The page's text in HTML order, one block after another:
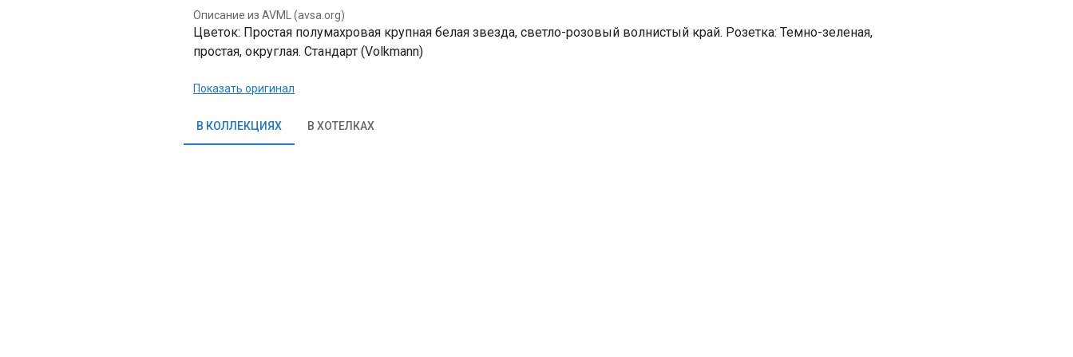
Описание из AVML (avsa.org)
Цветок: Простая полумахровая крупная белая звезда, светло-розовый волнистый край. Розетка: Темно-зеленая,
простая, округлая. Стандарт (Volkmann)
Показать оригинал
В КОЛЛЕКЦИЯХ В ХОТЕЛКАХ